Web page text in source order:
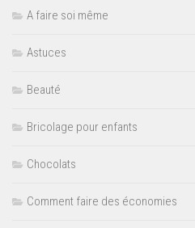
A faire soi même
Astuces
Beauté
Bricolage pour enfants
Chocolats
Comment faire des économies